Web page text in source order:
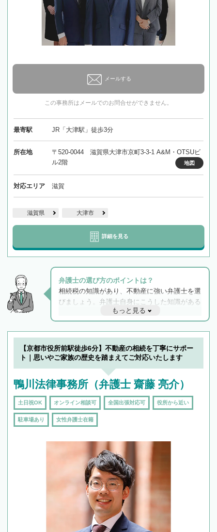
メールする
この事務所はメールでのお問合せができません。
最寄駅 JR「大津駅」徒歩3分
所在地
〒520-0044 滋賀県大津市京町3-3-1 A&M・OTSUビ
ル2階
地図
対応エリア 滋賀
滋賀県 大津市
詳細を見る
弁護士の選び方のポイントは？
相続税の知識があり、不動産に強い弁護士を選
びましょう。弁護士自身にこうした知識がある
と他士業との連携もスムーズに進み、トラブル
解決のみならず相続をトータルで任せることが
できます。また、相続は感情がからむ分野なの
でフィーリングも重要です。実際に電話や面談
で複数の弁護士と会話をしてウマが合う方に依
もっと見る
【京都市役所前駅徒歩6分】不動産の相続を丁寧にサポー
ト｜思いやご家族の歴史を踏まえてご対応いたします
鴨川法律事務所（弁護士 齋藤 亮介）
土日祝OK オンライン相談可 全国出張対応可 役所から近い
駐車場あり 女性弁護士在籍